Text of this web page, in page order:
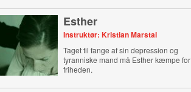
Esther
Instruktør: Kristian Marstal
Taget til fange af sin depression og
tyranniske mand må Esther kæmpe for
friheden.